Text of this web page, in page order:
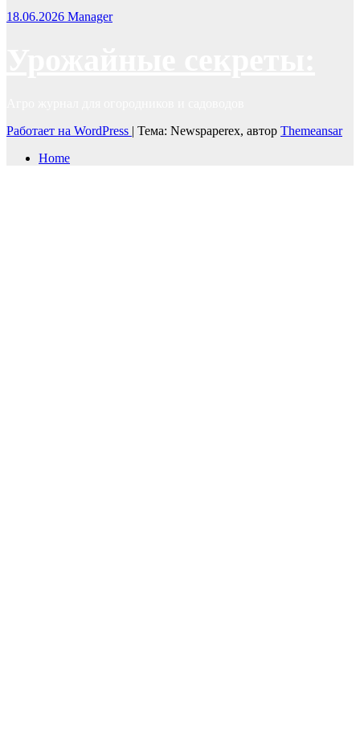
18.06.2026 Manager
Работает на WordPress | Тема: Newspaperex, автор Themeansar
Home